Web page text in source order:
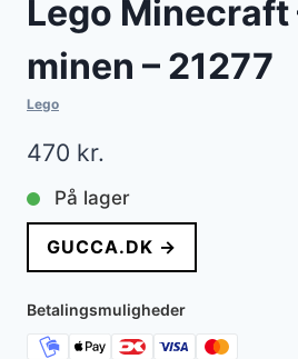
Lego Minecraft
minen – 21277
Lego
470 kr.
På lager
GUCCA.DK →
Betalingsmuligheder